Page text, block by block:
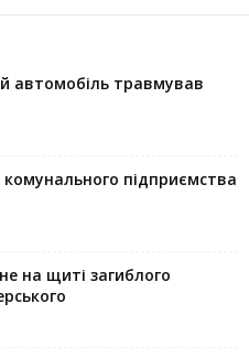
автомобіль травмував
підприємства
на щиті загиблого